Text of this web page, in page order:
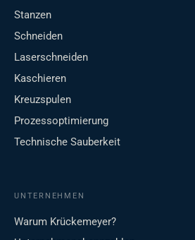
Stanzen
Schneiden
Laserschneiden
Kaschieren
Kreuzspulen
Prozessoptimierung
Technische Sauberkeit
UNTERNEHMEN
Warum Krückemeyer?